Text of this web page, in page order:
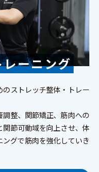
ーニング
ストレッチ整体・トレー
整、関節矯正、筋肉への
節可動域を向上させ、体
グで筋肉を強化していき